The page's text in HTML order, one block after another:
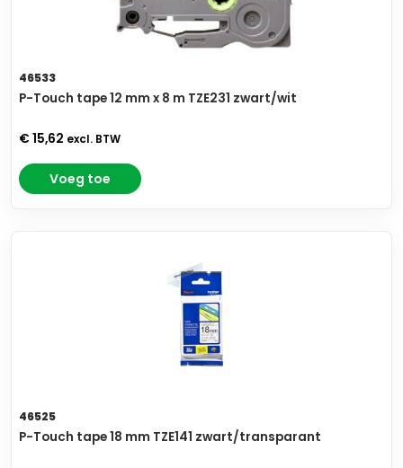
46533
P-Touch tape 12 mm x 8 m TZE231 zwart/wit
€ 15,62 excl. BTW
Voeg toe
46525
P-Touch tape 18 mm TZE141 zwart/transparant